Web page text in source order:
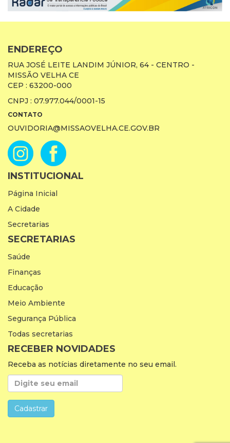
ENDEREÇO
RUA JOSÉ LEITE LANDIM JÚNIOR, 64 - CENTRO -
MISSÃO VELHA CE
CEP : 63200-000
CNPJ : 07.977.044/0001-15
CONTATO
OUVIDORIA@MISSAOVELHA.CE.GOV.BR
INSTITUCIONAL
Página Inicial
A Cidade
Secretarias
SECRETARIAS
Saúde
Finanças
Educação
Meio Ambiente
Segurança Pública
Todas secretarias
RECEBER NOVIDADES
Receba as notícias diretamente no seu email.